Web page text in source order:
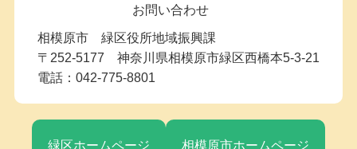
お問い合わせ
相模原市 緑区役所地域振興課
〒252-5177 神奈川県相模原市緑区西橋本5-3-21
電話：042-775-8801
緑区ホームページ 相模原市ホームページ